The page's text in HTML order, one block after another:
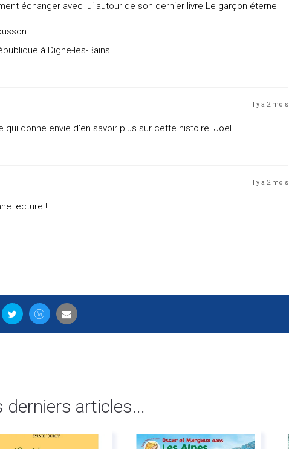
échanger avec lui autour de son dernier livre Le garçon éternel
à Digne-les-Bains
il y a 2 mois
donne envie d'en savoir plus sur cette histoire. Joël
il y a 2 mois
lecture !
derniers articles...